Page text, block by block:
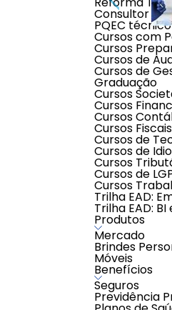
Consultor
PQEC técnico
Cursos com
Cursos
Cursos de
Cursos de
Graduação
Cursos
Cursos
Cursos
Cursos Fiscais
Cursos de
Cursos de
Cursos
Cursos de
Cursos
Trilha EAD:
Trilha EAD:
Produtos
Mercado
Brindes
Móveis
Benefícios
Seguros
Previdência
Planos
0,0
0